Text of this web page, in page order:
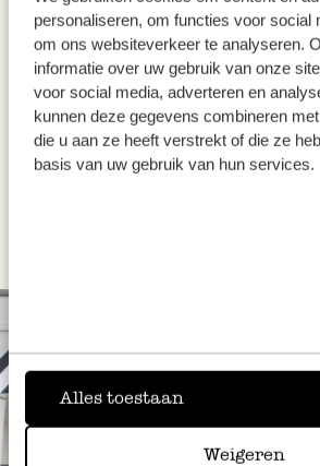
personaliseren, om functies voor social
om ons websiteverkeer te analyseren.
informatie over uw gebruik van onze
voor social media, adverteren en
kunnen deze gegevens combineren
die u aan ze heeft verstrekt of die ze
basis van uw gebruik van hun services.
Alles toestaan
Weigeren
Werk af met vers rood fruit,
takje munt.
Dit recept werd uitgewerkt voor